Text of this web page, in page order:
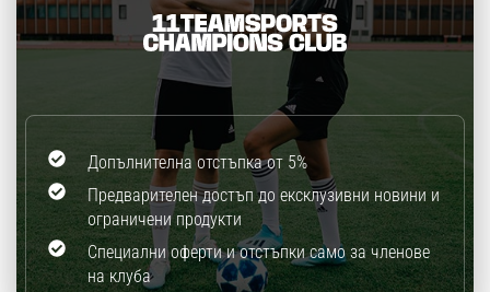
Допълнителна отстъпка от 5%
Предварителен достъп до ексклузивни новини и
ограничени продукти
Специални оферти и отстъпки само за членове
на клуба